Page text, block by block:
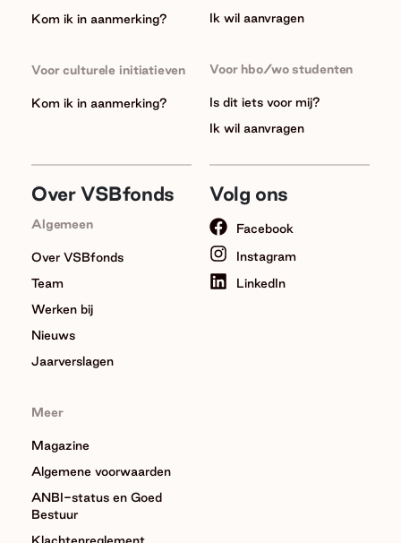
Kom ik in aanmerking?
Voor culturele initiatieven
Kom ik in aanmerking?
Ik wil aanvragen
Voor hbo/wo studenten
Is dit iets voor mij?
Ik wil aanvragen
Over VSBfonds
Algemeen
Over VSBfonds
Team
Werken bij
Nieuws
Jaarverslagen
Meer
Magazine
Algemene voorwaarden
ANBI-status en Goed
Bestuur
Volg ons
Facebook
Instagram
LinkedIn